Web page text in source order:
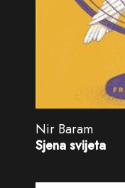
Nir Baram
Sjena svijeta